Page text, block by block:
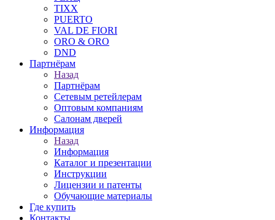
TIXX
PUERTO
VAL DE FIORI
ORO & ORO
DND
Партнёрам
Назад
Партнёрам
Сетевым ретейлерам
Оптовым компаниям
Салонам дверей
Информация
Назад
Информация
Каталог и презентации
Инструкции
Лицензии и патенты
Обучающие материалы
Где купить
Контакты